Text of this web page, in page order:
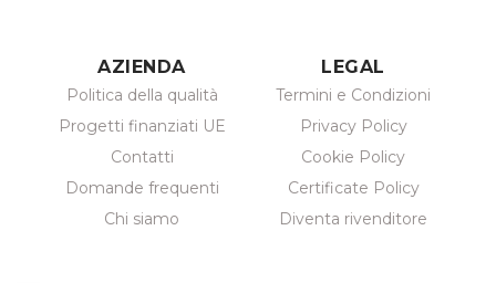
AZIENDA
Politica della qualità
Progetti finanziati UE
Contatti
Domande frequenti
Chi siamo
LEGAL
Termini e Condizioni
Privacy Policy
Cookie Policy
Certificate Policy
Diventa rivenditore